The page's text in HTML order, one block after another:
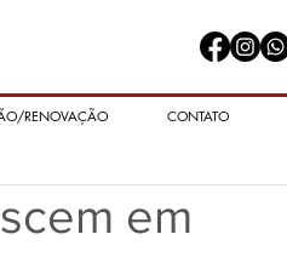
RENOVAÇÃO CONTATO
em